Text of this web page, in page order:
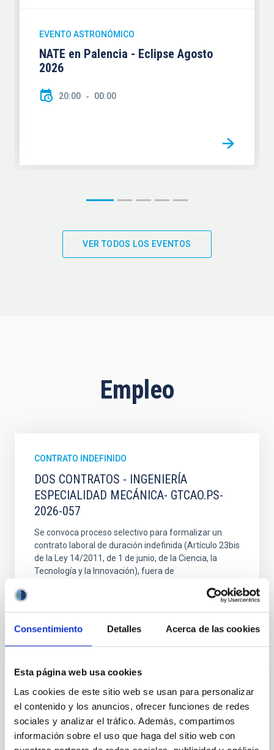
Consentimiento Detalles Acerca de las cookies
Esta página web usa cookies
Las cookies de este sitio web se usan para personalizar
el contenido y los anuncios, ofrecer funciones de redes
sociales y analizar el tráfico. Además, compartimos
información sobre el uso que haga del sitio web con
EVENTO ASTRONÓMICO
NATE en Palencia - Eclipse Agosto
2026
20:00 00:00
VER TODOS LOS EVENTOS
Empleo
CONTRATO INDEFINIDO
DOS CONTRATOS - INGENIERÍA
ESPECIALIDAD MECÁNICA- GTCAO.PS-
2026-057
Se convoca proceso selectivo para formalizar un
contrato laboral de duración indefinida (Artículo 23bis
de la Ley 14/2011, de 1 de junio, de la Ciencia, la
Tecnología y la Innovación), fuera de
FIJO TURNO LIBRE
UN CONTRATO - TÉCNICO/A DE TALLER -
ESPECIALIDAD MECÁNICA- FIJO
LABORAL - PS-2026-032